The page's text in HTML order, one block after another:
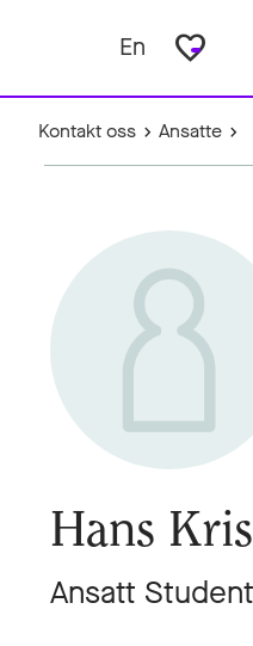
En favorite_border
Kontakt oss Ansatte
Hans
Ansatt